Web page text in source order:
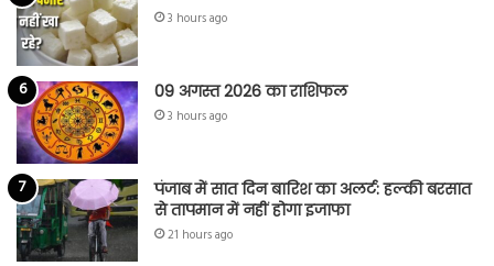
3 hours ago
09 अगस्त 2026 का राशिफल
3 hours ago
पंजाब में सात दिन बारिश का अलर्ट: हल्की बरसात
से तापमान में नहीं होगा इजाफा
21 hours ago